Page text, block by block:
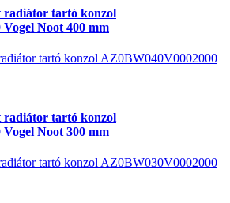
radiátor tartó konzol
Noot 400 mm
tartó konzol AZ0BW040V0002000
radiátor tartó konzol
Noot 300 mm
tartó konzol AZ0BW030V0002000